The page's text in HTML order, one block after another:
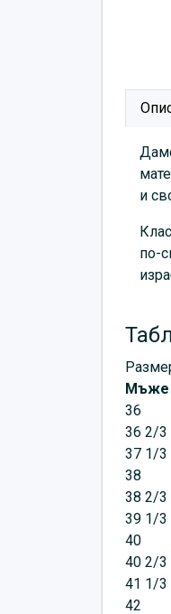
и
по-
Мъже
36
36 2/3
37 1/3
38
38 2/3
39 1/3
40
40 2/3
41 1/3
42